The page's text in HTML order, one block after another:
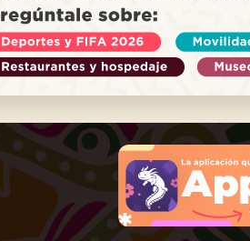
DO YOU NEED
Call